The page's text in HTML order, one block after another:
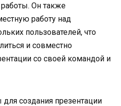
Он также
работу над
пользователей, что
и совместно
со своей командой и
создания презентации